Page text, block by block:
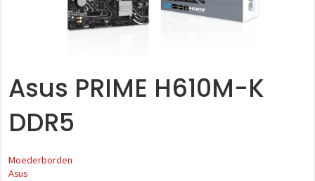
Asus PRIME H610M-K
DDR5
Moederborden
Asus